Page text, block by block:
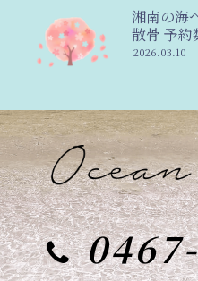
湘南の海
散骨 予約
2026.03.10